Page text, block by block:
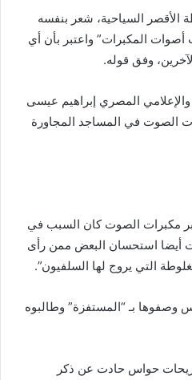
الأقصر السياحية، شعر بنفسه
المكبرات” واعتبر بأن أي
وفق قوله.
المصري إبراهيم عيسى
الصوت في المساجد المجاورة
مكبرات الصوت كان السبب في
أيضا استحسان البعض ممن رأى
التي يروج لها السلفيون”.
بـ “المستفزة” وطالبوه
حواس حادت عن ذكر